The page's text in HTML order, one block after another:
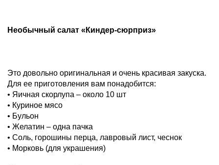
Необычный салат «Киндер-сюрприз»
Это довольно оригинальная и очень красивая закуска.
Для ее приготовления вам понадобится:
• Яичная скорлупа – около 10 шт
• Куриное мясо
• Бульон
• Желатин – одна пачка
• Соль, горошины перца, лавровый лист, чеснок
• Морковь (для украшения)